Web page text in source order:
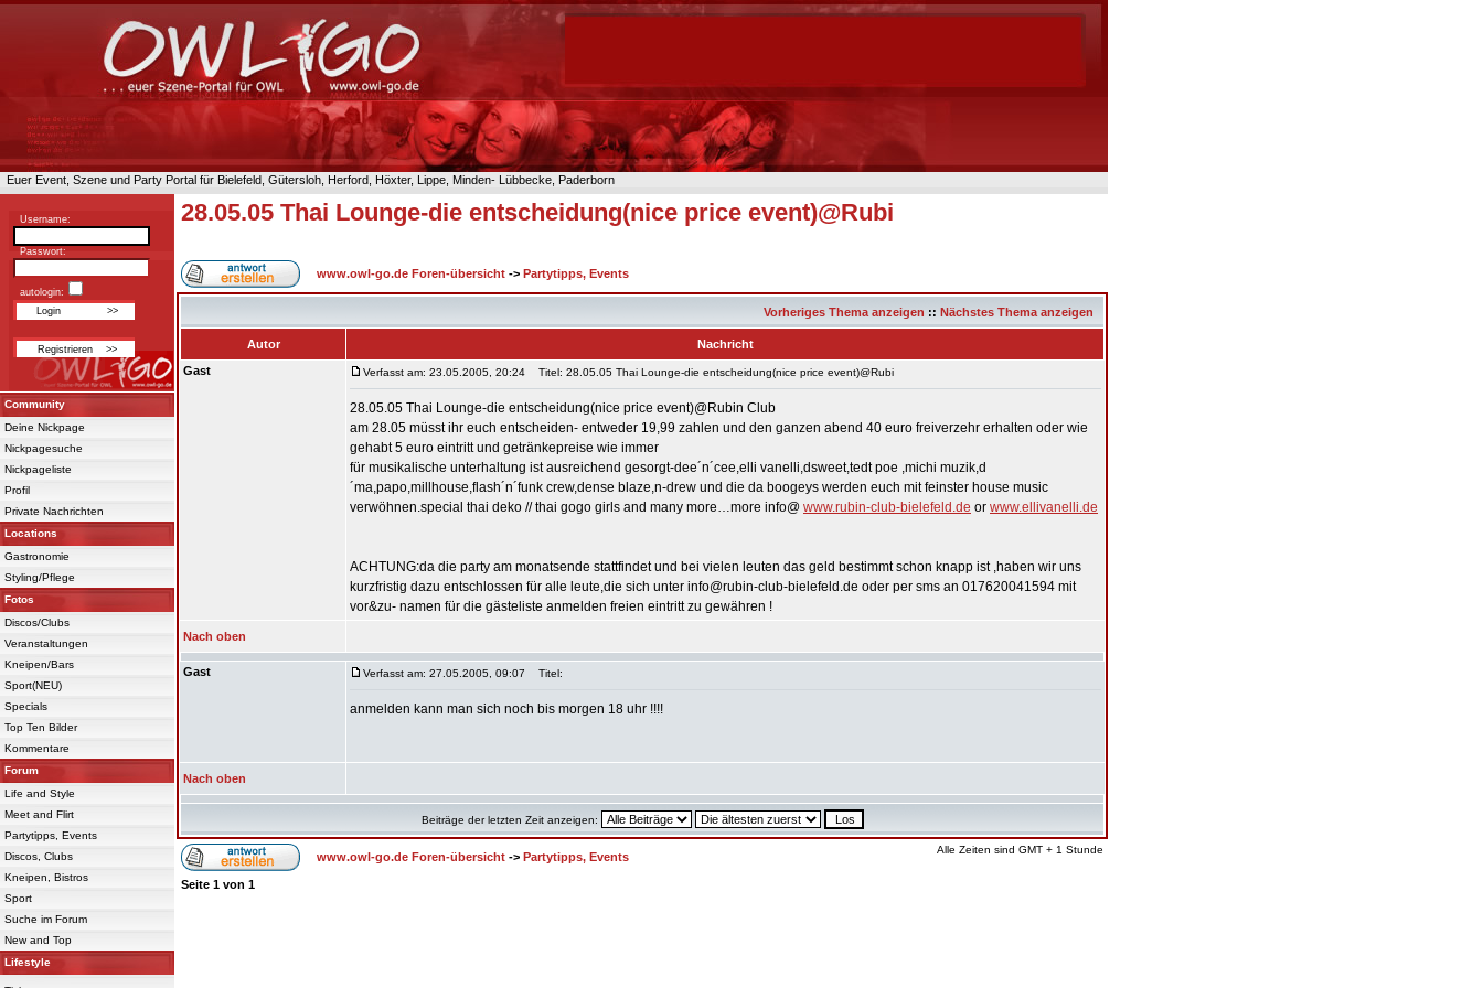
Euer Event, Szene und Party Portal für Bielefeld, Gütersloh, Herford, Höxter, Lippe, Minden- Lübbecke, Paderborn
Username:
Passwort:
autologin:
Community
Deine Nickpage
Nickpagesuche
Nickpageliste
Profil
Private Nachrichten
Locations
Gastronomie
Styling/Pflege
Fotos
Discos/Clubs
Veranstaltungen
Kneipen/Bars
Sport(NEU)
Specials
Top Ten Bilder
Kommentare
Forum
Life and Style
Meet and Flirt
Partytipps, Events
Discos, Clubs
Kneipen, Bistros
Sport
Suche im Forum
New and Top
Lifestyle
28.05.05 Thai Lounge-die entscheidung(nice price event)@Rubi
www.owl-go.de Foren-übersicht -> Partytipps, Events
Vorheriges Thema anzeigen :: Nächstes Thema anzeigen
Autor
Nachricht
Gast
Verfasst am: 23.05.2005, 20:24 Titel: 28.05.05 Thai Lounge-die entscheidung(nice price event)@Rubi
28.05.05 Thai Lounge-die entscheidung(nice price event)@Rubin Club
am 28.05 müsst ihr euch entscheiden- entweder 19,99 zahlen und den ganzen abend 40 euro freiverzehr erhalten oder wie
gehabt 5 euro eintritt und getränkepreise wie immer
für musikalische unterhaltung ist ausreichend gesorgt-dee´n´cee,elli vanelli,dsweet,tedt poe ,michi muzik,d
´ma,papo,millhouse,flash´n´funk crew,dense blaze,n-drew und die da boogeys werden euch mit feinster house music
verwöhnen.special thai deko // thai gogo girls and many more…more info@ www.rubin-club-bielefeld.de or www.ellivanelli.de
ACHTUNG:da die party am monatsende stattfindet und bei vielen leuten das geld bestimmt schon knapp ist ,haben wir uns
kurzfristig dazu entschlossen für alle leute,die sich unter info@rubin-club-bielefeld.de oder per sms an 017620041594 mit
vor&zu- namen für die gästeliste anmelden freien eintritt zu gewähren !
Nach oben
Gast Verfasst am: 27.05.2005, 09:07 Titel:
anmelden kann man sich noch bis morgen 18 uhr !!!!
Nach oben
Beiträge der letzten Zeit anzeigen:
www.owl-go.de Foren-übersicht -> Partytipps, Events
Alle Zeiten sind GMT + 1 Stunde
Seite 1 von 1